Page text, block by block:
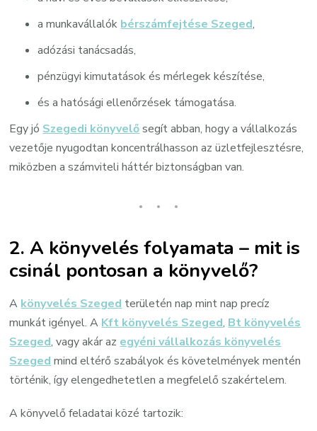
a munkavállalók bérszámfejtése Szeged,
adózási tanácsadás,
pénzügyi kimutatások és mérlegek készítése,
és a hatósági ellenőrzések támogatása.
Egy jó Szegedi könyvelősegít abban, hogy a vállalkozás
vezetője nyugodtan koncentrálhasson az üzletfejlesztésre,
miközben a számviteli háttér biztonságban van.
2. A könyvelés folyamata – mit is
csinál pontosan a könyvelő?
A könyvelés Szeged területén nap mint nap precíz
munkát igényel. A Kft könyvelés Szeged, Bt könyvelés
Szeged, vagy akár az egyéni vállalkozás könyvelés
Szeged mind eltérő szabályok és követelmények mentén
történik, így elengedhetetlen a megfelelő szakértelem.
A könyvelő feladatai közé tartozik: